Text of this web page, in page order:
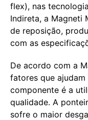
flex), nas
Indireta, a Magneti
de reposição,
com as
De acordo com a
fatores que
componente é a
qualidade. A
sofre o maior